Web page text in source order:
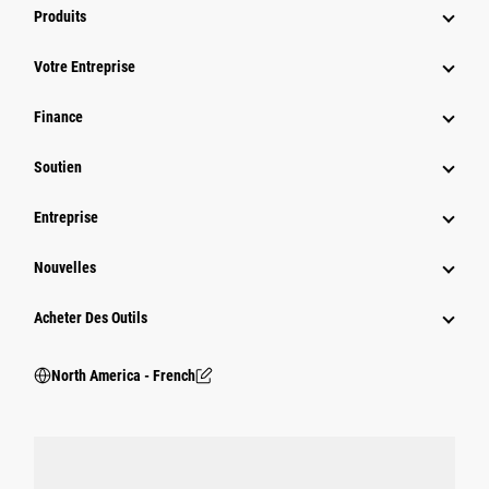
Produits
Votre Entreprise
Finance
Soutien
Entreprise
Nouvelles
Acheter Des Outils
North America - French